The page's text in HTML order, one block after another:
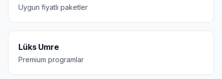
Uygun fiyatlı paketler
Lüks Umre
Premium programlar